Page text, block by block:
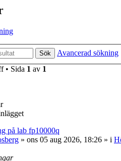
Sök
Avancerad sökning
• Sida 1 av 1
på lab fp10000q
» ons 05 aug 2026, 18:26 » i